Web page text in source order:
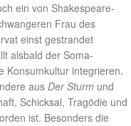
ein von Shakespeare-
Frau des
einst gestrandet
alsbald der Soma-
Konsumkultur integrieren.
ausDer Sturm und
Schicksal, Tragödie und
ist. Besonders die